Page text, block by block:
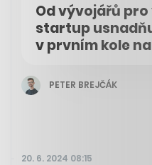
Od vývojářů
startup
v prvním kole
PETER BREJČÁK
20. 6. 2024 08:15